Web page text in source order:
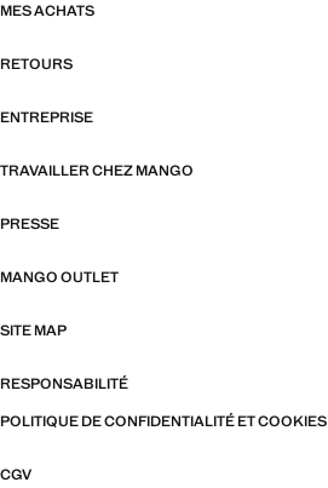
MES ACHATS
RETOURS
ENTREPRISE
TRAVAILLER CHEZ MANGO
PRESSE
MANGO OUTLET
SITE MAP
RESPONSABILITÉ
POLITIQUE DE CONFIDENTIALITÉ ET COOKIES
CGV